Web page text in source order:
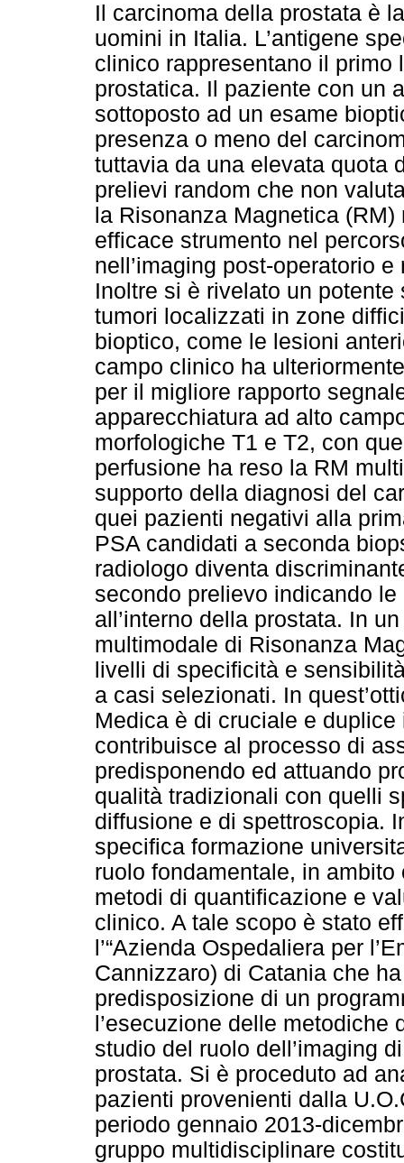
Il carcinoma della prostata è
uomini in Italia. L’antigene
clinico rappresentano il
prostatica. Il paziente con un
sottoposto ad un esame
presenza o meno del
tuttavia da una elevata quota
prelievi random che non
la Risonanza Magnetica
efficace strumento nel
nell’imaging post-operatorio
Inoltre si è rivelato un potente
tumori localizzati in zone
bioptico, come le lesioni
campo clinico ha
per il migliore rapporto
apparecchiatura ad alto
morfologiche T1 e T2, con
perfusione ha reso la RM
supporto della diagnosi del
quei pazienti negativi alla
PSA candidati a seconda
radiologo diventa
secondo prelievo indicando
all’interno della prostata. In
multimodale di Risonanza
livelli di specificità e
a casi selezionati. In
Medica è di cruciale e
contribuisce al processo di
predisponendo ed attuando
qualità tradizionali con quelli
diffusione e di spettroscopia.
specifica formazione
ruolo fondamentale, in
metodi di quantificazione e
clinico. A tale scopo è stato
l’“Azienda Ospedaliera per
Cannizzaro) di Catania che
predisposizione di un
l’esecuzione delle
studio del ruolo dell’imaging
prostata. Si è proceduto ad
pazienti provenienti dalla
periodo gennaio 2013-
gruppo multidisciplinare